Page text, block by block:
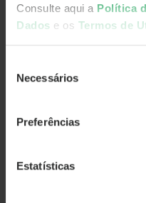
Consulte aqui a Política
Dados e os Termos de
Necessários
Preferências
Estatísticas
negativas implementada
tem afetado, nos
instrumentos financeiros
destes fundos.